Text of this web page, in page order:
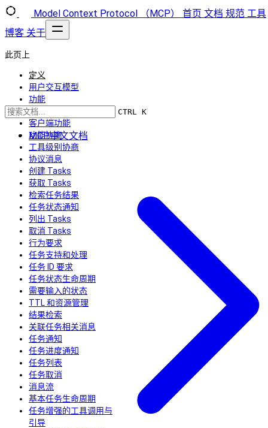
Model Context Protocol （MCP） 首页 文档 规范 工具
博客 关于
CTRL K
MCP中文文档
此页上
定义
用户交互模型
功能
服务器功能
客户端功能
功能协商
工具级别协商
协议消息
创建 Tasks
获取 Tasks
检索任务结果
任务状态通知
列出 Tasks
取消 Tasks
行为要求
任务支持和处理
任务 ID 要求
任务状态生命周期
需要输入的状态
TTL 和资源管理
结果检索
关联任务相关消息
任务通知
任务进度通知
任务列表
任务取消
消息流
基本任务生命周期
任务增强的工具调用与
引导